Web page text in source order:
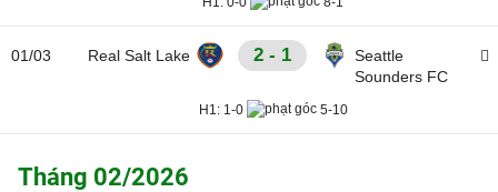
01/03 Real Salt Lake 2 - 1
Seattle
Sounders FC
H1:1-0 5-10
Tháng 02/2026